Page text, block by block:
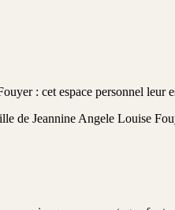
: cet espace personnel leur
de Jeannine Angele Louise